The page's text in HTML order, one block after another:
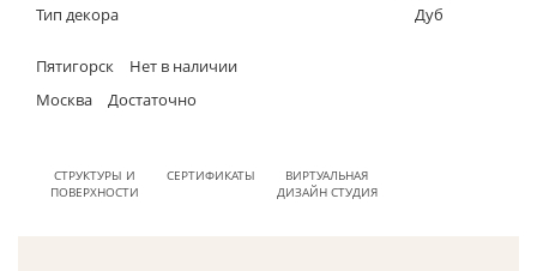
Тип декора
Дуб
Пятигорск
Нет в наличии
Москва
Достаточно
СТРУКТУРЫ И
ПОВЕРХНОСТИ
СЕРТИФИКАТЫ
ВИРТУАЛЬНАЯ
ДИЗАЙН СТУДИЯ